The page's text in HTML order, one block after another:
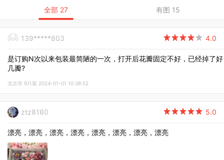
139*****803 4.0

是订购N次以来包装最简陋的一次，打开后花瓣固定不好，已经掉了好
几瓣?
北京市 9只装 2024-01-01 10:38:52
ztz8180 5.0

漂亮，漂亮，漂亮，漂亮，漂亮，漂亮，漂亮，漂亮
全部 27 有图 15